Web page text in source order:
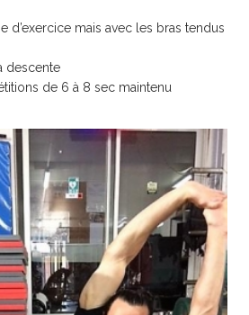
d’exercice mais avec les bras tendus
descente
de 6 à 8 sec maintenu